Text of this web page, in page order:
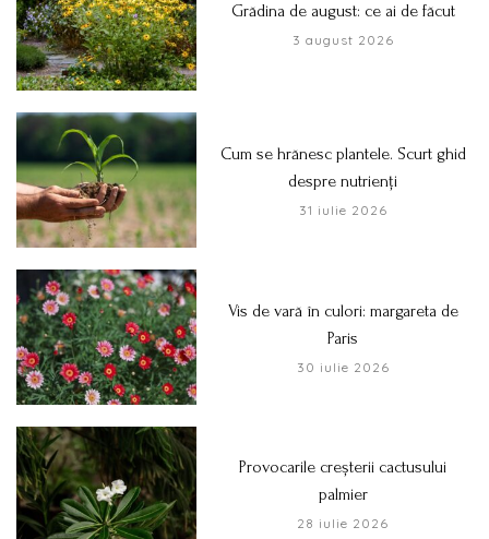
Grădina de august: ce ai de făcut
3 august 2026
Cum se hrănesc plantele. Scurt ghid
despre nutrienți
31 iulie 2026
Vis de vară în culori: margareta de
Paris
30 iulie 2026
Provocarile creșterii cactusului
palmier
28 iulie 2026